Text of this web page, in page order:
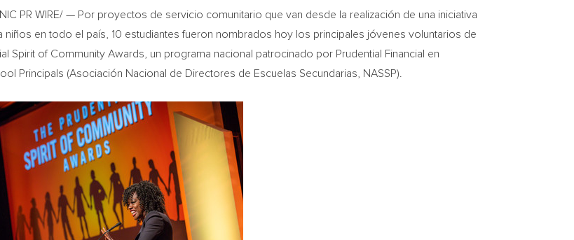
PR WIRE/ — Por proyectos de servicio comunitario que van desde la realización de una iniciativa
niños en todo el país, 10 estudiantes fueron nombrados hoy los principales jóvenes voluntarios de
Spirit of Community Awards, un programa nacional patrocinado por Prudential Financial en
Principals (Asociación Nacional de Directores de Escuelas Secundarias, NASSP).